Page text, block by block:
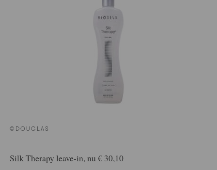
©DOUGLAS
Silk Therapy leave-in, nu € 30,10